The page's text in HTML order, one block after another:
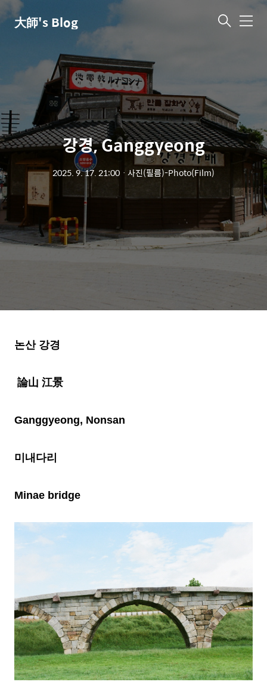
大師's Blog 메
강경, Ganggyeong
2025. 9. 17. 21:00 ㆍ 사진(필름)-Photo(Film)
논산 강경
論山 江景
Ganggyeong, Nonsan
미내다리
Minae bridge